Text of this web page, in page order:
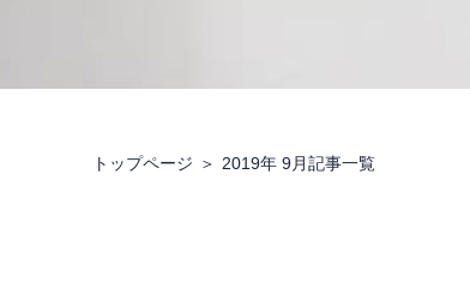
トップページ 2019年 9月記事一覧